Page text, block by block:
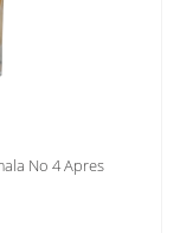
No 4 Apres